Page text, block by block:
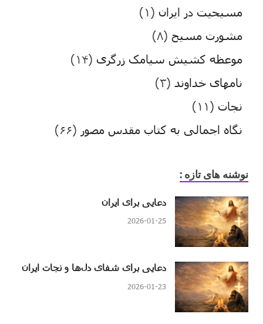
مسیحیت در ایران (۱)
مشورت مسیح (۸)
موعظه کشیش سیامک زرگری (۱۴)
نامهای خداوند (۳)
نجات (۱۱)
نگاه اجمالی به کتاب مقدس مصور (۶۶)
نوشنه های تازه :
دعایی برای ایران
2026-01-25
دعایی برای شفای دل‌ها و نجات ایران
2026-01-23